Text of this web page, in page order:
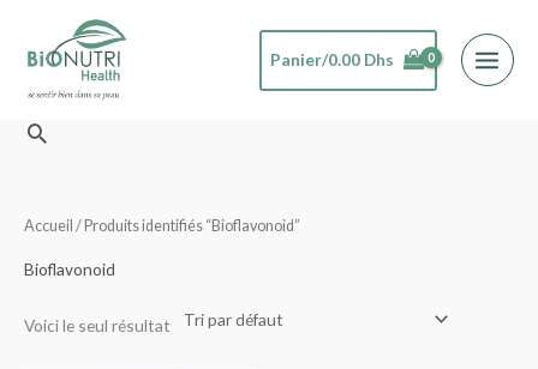
contenu
Panier/0.00 Dhs
Rechercher
Accueil / Produits identifiés “Bioflavonoid”
Bioflavonoid
Voici le seul résultat